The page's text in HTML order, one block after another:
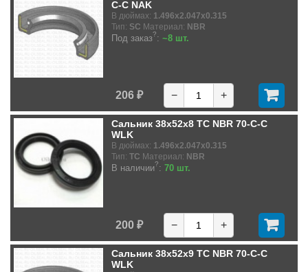
C-C NAK
В дюймах: 1.496x2.047x0.315
Тип: SC Материал: NBR
Под заказ?: ~8 шт.
206 ₽ − +
Сальник 38x52x8 TC NBR 70-C-C
WLK
В дюймах: 1.496x2.047x0.315
Тип: TC Материал: NBR
В наличии?: 70 шт.
200 ₽ − +
Сальник 38x52x9 TC NBR 70-C-C
WLK